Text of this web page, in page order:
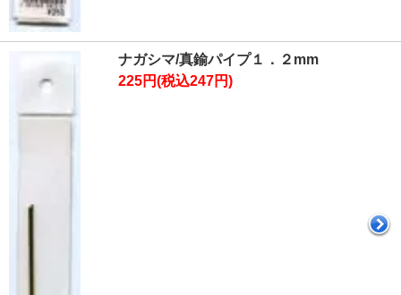
ナガシマ/真鍮パイプ１．２mm
225円(税込247円)